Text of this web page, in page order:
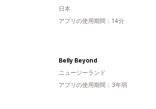
日本
アプリの使用期間：14分
Belly Beyond
ニュージーランド
アプリの使用期間：3年弱